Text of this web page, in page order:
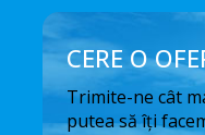
CERE O
Trimite-ne cât
putea să îți